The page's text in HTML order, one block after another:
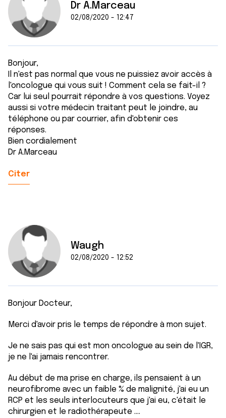
Dr A.Marceau
02/08/2020 - 12:47
Bonjour,
Il n'est pas normal que vous ne puissiez avoir accès à
l'oncologue qui vous suit ! Comment cela se fait-il ?
Car lui seul pourrait répondre à vos questions. Voyez
aussi si votre médecin traitant peut le joindre, au
téléphone ou par courrier, afin d'obtenir ces
réponses.
Bien cordialement
Dr A.Marceau
Citer
Waugh
02/08/2020 - 12:52
Bonjour Docteur,
Merci d'avoir pris le temps de répondre à mon sujet.
Je ne sais pas qui est mon oncologue au sein de l'IGR,
je ne l'ai jamais rencontrer.
Au début de ma prise en charge, ils pensaient à un
neurofibrome avec un faible % de malignité, j'ai eu un
RCP et les seuls interlocuteurs que j'ai eu, c'était le
chirurgien et le radiothérapeute ....